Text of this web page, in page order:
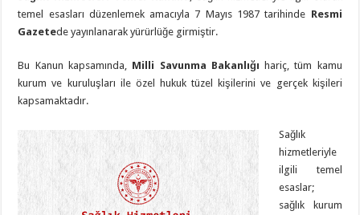
temel esasları düzenlemek amacıyla 7 Mayıs 1987 tarihinde Resmi
Gazetede yayınlanarak yürürlüğe girmiştir.
Bu Kanun kapsamında, Milli Savunma Bakanlığı hariç, tüm kamu
kurum ve kuruluşları ile özel hukuk tüzel kişilerini ve gerçek kişileri
kapsamaktadır.
Sağlık
hizmetleriyle
ilgili temel
esaslar;
sağlık kurum